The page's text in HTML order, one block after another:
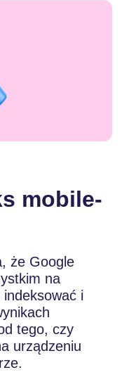
mobile-
że Google
na
i
tego, czy
urządzeniu